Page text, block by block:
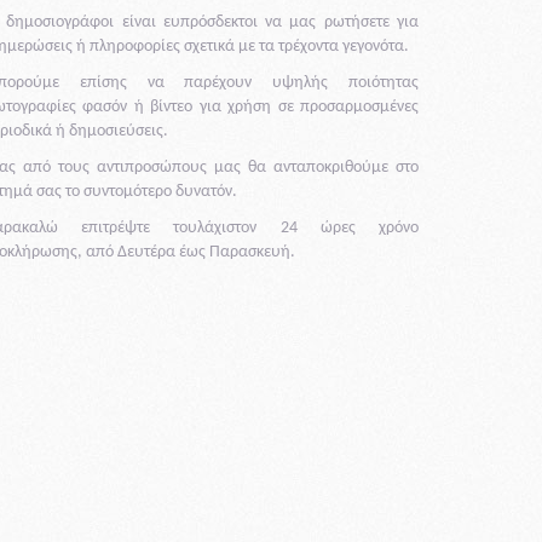
δημοσιογράφοι είναι ευπρόσδεκτοι να μας ρωτήσετε για
ή πληροφορίες σχετικά με τα τρέχοντα γεγονότα.
επίσης να παρέχουν υψηλής ποιότητας
φασόν ή βίντεο για χρήση σε προσαρμοσμένες
ή δημοσιεύσεις.
από τους αντιπροσώπους μας θα ανταποκριθούμε στο
σας το συντομότερο δυνατόν.
επιτρέψτε τουλάχιστον 24 ώρες χρόνο
από Δευτέρα έως Παρασκευή.